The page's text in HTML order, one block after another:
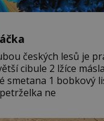
českých lesů je pravý
cibule 2 lžíce
smetana 1 bobkový
ne